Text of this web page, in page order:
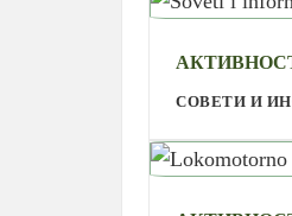
СОВЕТИ И